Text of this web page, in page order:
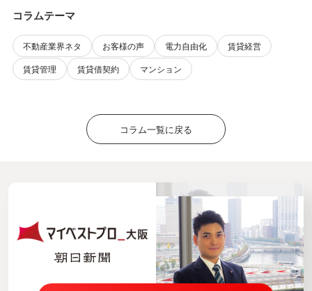
コラムテーマ
不動産業界ネタ お客様の声 電力自由化
賃貸経営
賃貸管理
賃貸借契約 マンション
コラム一覧に戻る